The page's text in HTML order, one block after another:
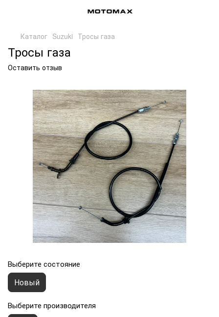
Каталог Suzuki Тросы газа
Тросы газа
Оставить отзыв
Выберите состояние
Новый
Выберите производителя